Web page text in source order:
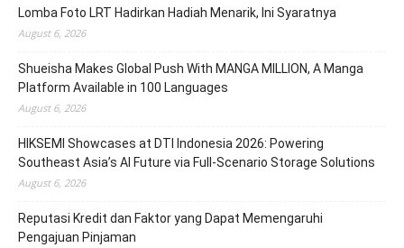
Lomba Foto LRT Hadirkan Hadiah Menarik, Ini Syaratnya
August 6, 2026
Shueisha Makes Global Push With MANGA MILLION, A Manga
Platform Available in 100 Languages
August 6, 2026
HIKSEMI Showcases at DTI Indonesia 2026: Powering
Southeast Asia’s AI Future via Full‑Scenario Storage Solutions
August 6, 2026
Reputasi Kredit dan Faktor yang Dapat Memengaruhi
Pengajuan Pinjaman